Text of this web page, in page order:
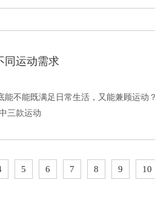
同运动需求
不能既满足日常生活，又能兼顾运动
三款运动
5 6 7 8 9 10